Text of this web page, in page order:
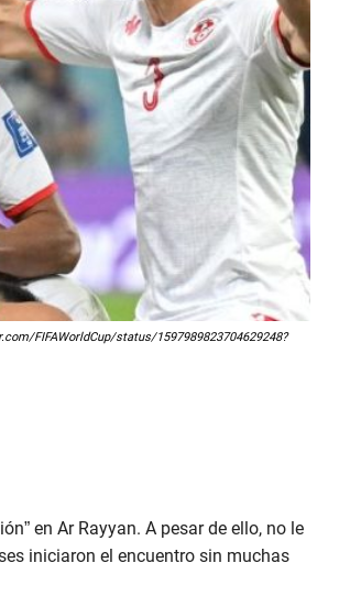
FIFAWorldCup/status/1597989823704629248?
en Ar Rayyan. A pesar de ello, no le
iniciaron el encuentro sin muchas